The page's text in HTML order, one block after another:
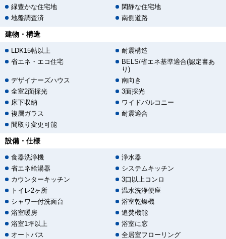
緑豊かな住宅地
閑静な住宅地
地盤調査済
南側道路
建物・構造
LDK15帖以上
耐震構造
省エネ・エコ住宅
BELS/省エネ基準適合(認定書あ
り)
デザイナーズハウス
南向き
全室2面採光
3面採光
床下収納
ワイドバルコニー
複層ガラス
耐震適合
間取り変更可能
設備・仕様
食器洗浄機
浄水器
省エネ給湯器
システムキッチン
カウンターキッチン
3口以上コンロ
トイレ2ヶ所
温水洗浄便座
シャワー付洗面台
浴室乾燥機
浴室暖房
追焚機能
浴室1坪以上
浴室に窓
オートバス
全居室フローリング